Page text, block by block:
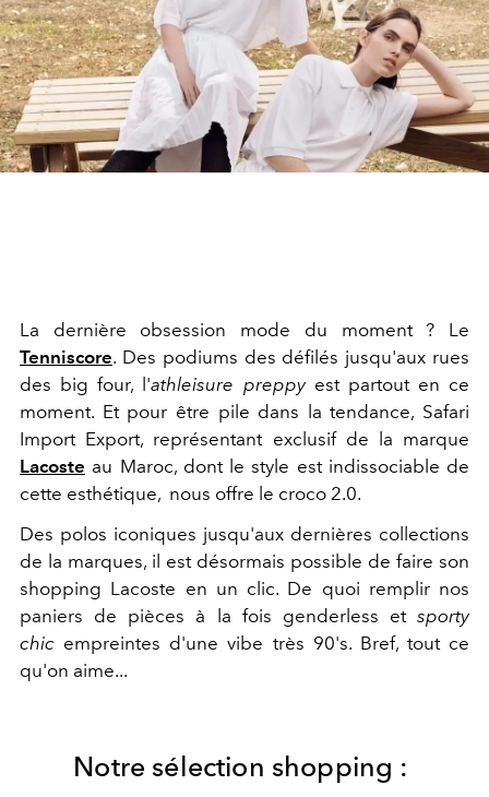
La dernière obsession mode du moment ? Le
Tenniscore. Des podiums des défilés jusqu'aux rues
des big four, l'athleisure preppyest partout en ce
moment. Et pour être pile dans la tendance, Safari
Import Export, représentant exclusif de la marque
Lacoste au Maroc, dont le style est indissociable de
cette esthétique, nous offre le croco 2.0.
Des polos iconiques jusqu'aux dernières collections
de la marques, il est désormais possible de faire son
shopping Lacoste en un clic. De quoi remplir nos
paniers de pièces à la fois genderless et sporty
chic empreintes d'une vibe très 90's. Bref, tout ce
qu'on aime...
Notre sélection shopping :